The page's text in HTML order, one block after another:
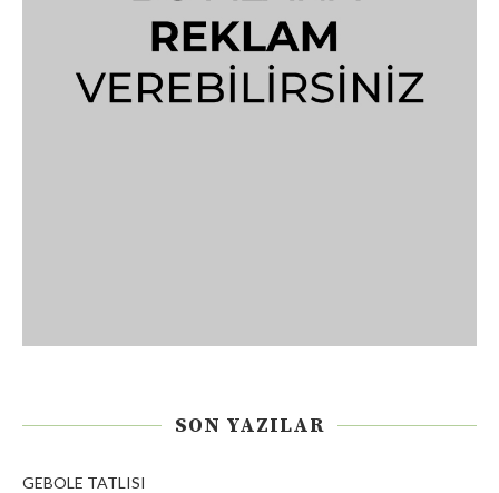
SON YAZILAR
GEBOLE TATLISI